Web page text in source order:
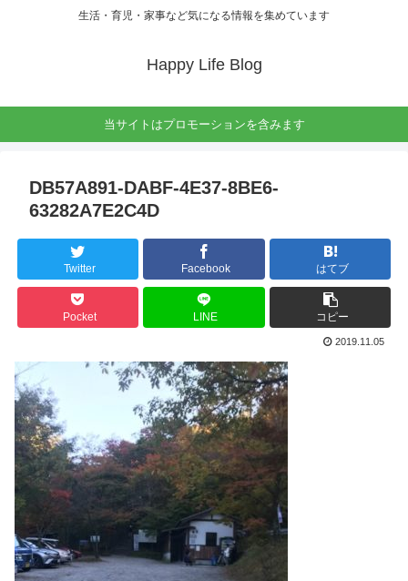
生活・育児・家事など気になる情報を集めています
Happy Life Blog
当サイトはプロモーションを含みます
DB57A891-DABF-4E37-8BE6-
63282A7E2C4D
Twitter Facebook はてブ
Pocket LINE コピー
2019.11.05